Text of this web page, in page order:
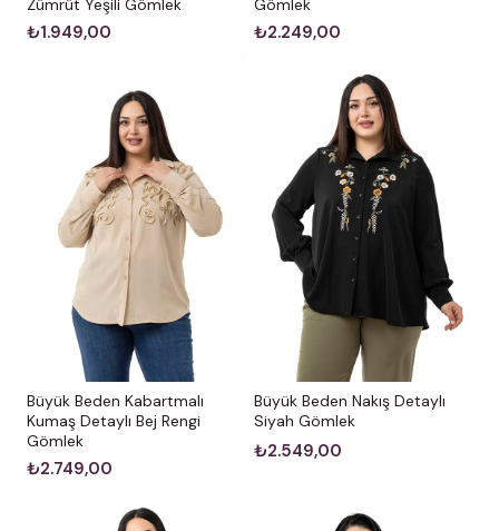
Zümrüt Yeşili Gömlek
₺1.949,00
Gömlek
₺2.249,00
Büyük Beden Kabartmalı
Kumaş Detaylı Bej Rengi
Gömlek
₺2.749,00
Büyük Beden Nakış Detaylı
Siyah Gömlek
₺2.549,00